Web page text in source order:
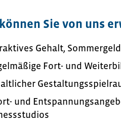
Sie von uns
Gehalt,
Fort- und
und